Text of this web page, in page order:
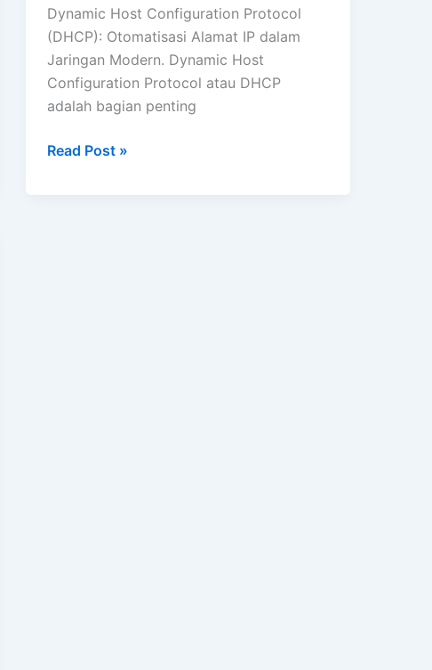
Dynamic Host Configuration Protocol
(DHCP): Otomatisasi Alamat IP dalam
Jaringan Modern. Dynamic Host
Configuration Protocol atau DHCP
adalah bagian penting
Dynamic
Read Post »